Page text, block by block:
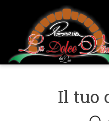
IL TUO
Il tuo